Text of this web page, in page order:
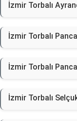
İzmir Torbalı
İzmir Torbalı
İzmir Torbalı
İzmir Torbalı